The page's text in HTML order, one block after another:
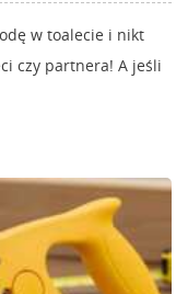
w toalecie i nikt
czy partnera! A jeśli